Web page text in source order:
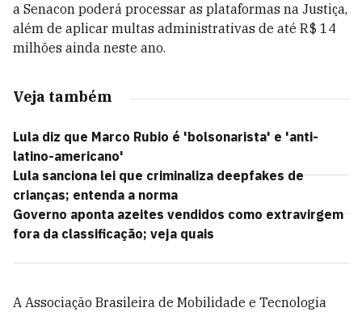
a Senacon poderá processar as plataformas na Justiça,
além de aplicar multas administrativas de até R$ 14
milhões ainda neste ano.
Veja também
Lula diz que Marco Rubio é 'bolsonarista' e 'anti-
latino-americano'
Lula sanciona lei que criminaliza deepfakes de
crianças; entenda a norma
Governo aponta azeites vendidos como extravirgem
fora da classificação; veja quais
A Associação Brasileira de Mobilidade e Tecnologia